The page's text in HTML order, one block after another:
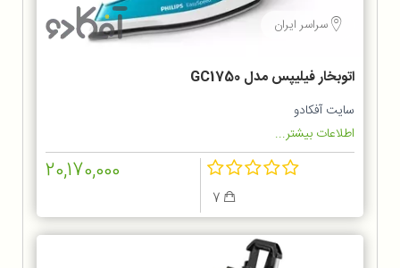
سراسر ایران
اتوبخار فیلیپس مدل GC1750
سایت آفکادو
اطلاعات بیشتر...
20,170,000